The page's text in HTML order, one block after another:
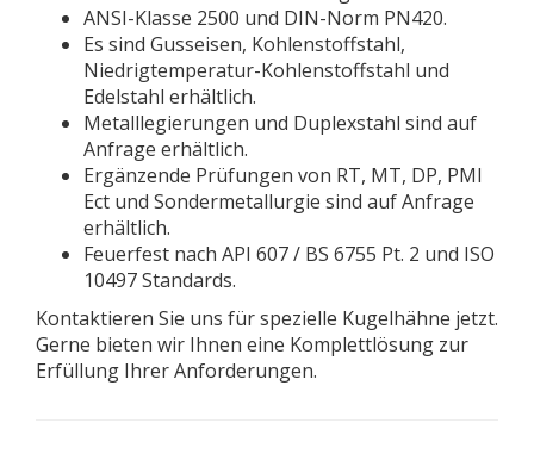
ANSI-Klasse 2500 und DIN-Norm PN420.
Es sind Gusseisen, Kohlenstoffstahl,
Niedrigtemperatur-Kohlenstoffstahl und
Edelstahl erhältlich.
Metalllegierungen und Duplexstahl sind auf
Anfrage erhältlich.
Ergänzende Prüfungen von RT, MT, DP, PMI
Ect und Sondermetallurgie sind auf Anfrage
erhältlich.
Feuerfest nach API 607 ​​/ BS 6755 Pt. 2 und ISO
10497 Standards.
Kontaktieren Sie uns für spezielle Kugelhähne jetzt.
Gerne bieten wir Ihnen eine Komplettlösung zur
Erfüllung Ihrer Anforderungen.